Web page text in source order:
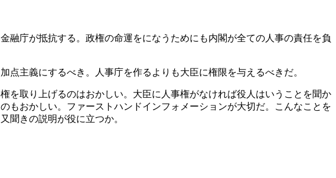
庁が抵抗する。政権の命運をになうためにも内閣が全ての人事の責任を負
主義にするべき。人事庁を作るよりも大臣に権限を与えるべきだ。
取り上げるのはおかしい。大臣に人事権がなければ役人はいうことを聞か
もおかしい。ファーストハンドインフォメーションが大切だ。こんなことを
聞きの説明が役に立つか。